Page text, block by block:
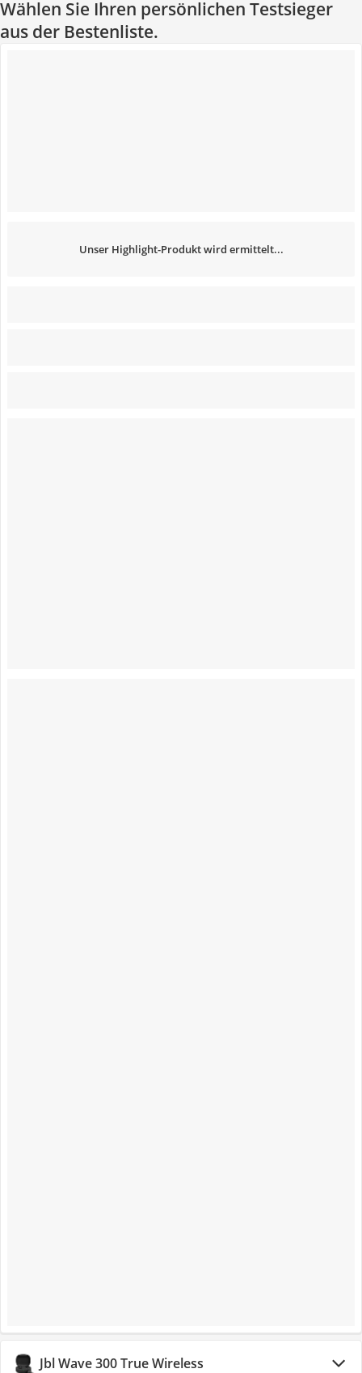
Wählen Sie Ihren persönlichen Testsieger
aus der Bestenliste.
Unser Highlight-Produkt wird ermittelt...
Jbl Wave 300 True Wireless